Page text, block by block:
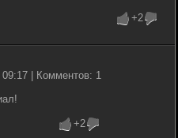
+2
| Комментов: 1
+2